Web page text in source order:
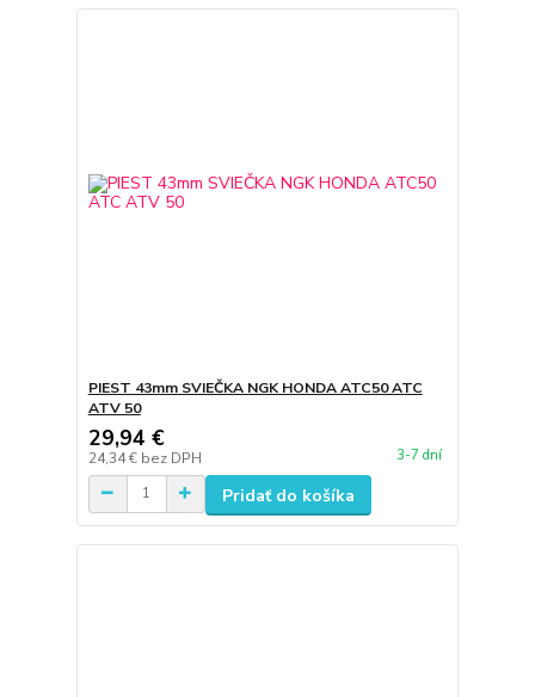
PIEST 43mm SVIEČKA NGK HONDA ATC50 ATC
ATV 50
29,94 €
24,34 € bez DPH 3-7 dní
Pridať do košíka